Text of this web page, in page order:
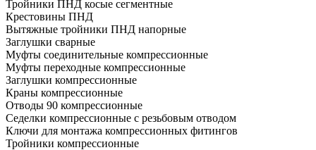
Тройники ПНД косые сегментные
Крестовины ПНД
Вытяжные тройники ПНД напорные
Заглушки сварные
Муфты соединительные компрессионные
Муфты переходные компрессионные
Заглушки компрессионные
Краны компрессионные
Отводы 90 компрессионные
Седелки компрессионные с резьбовым отводом
Ключи для монтажа компрессионных фитингов
Тройники компрессионные